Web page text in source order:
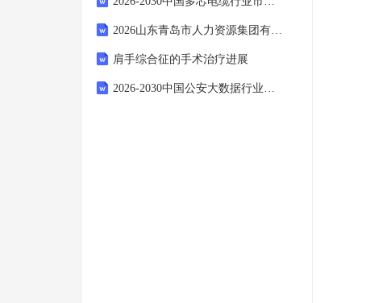
2026山东青岛市人力资源集团有限公司招聘备考题库及答案详解（名校卷）
肩手综合征的手术治疗进展
2026-2030中国公安大数据行业市场发展分析及竞争格局与投资研究报告